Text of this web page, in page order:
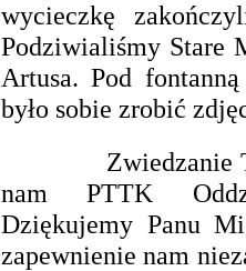
wycieczkę
Podziwialiśmy Stare
Artusa. Pod
było sobie zrobić
Zwiedzanie
nam PTTK
Dziękujemy Panu
zapewnienie nam